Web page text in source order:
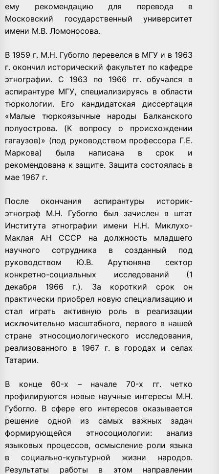
ему рекомендацию для перевода в
Московский государственный университет
имени М.В. Ломоносова.
В 1959 г. М.Н. Губогло перевелся в МГУ и в 1963
г. окончил исторический факультет по кафедре
этнографии. С 1963 по 1966 гг. обучался в
аспирантуре МГУ, специализируясь в области
тюркологии. Его кандидатская диссертация
«Малые тюркоязычные народы Балканского
полуострова. (К вопросу о происхождении
гагаузов)» (под руководством профессора Г.Е.
Маркова) была написана в срок и
рекомендована к защите. Защита состоялась в
мае 1967 г.
После окончания аспирантуры историк-
этнограф М.Н. Губогло был зачислен в штат
Института этнографии имени Н.Н. Миклухо-
Маклая АН СССР на должность младшего
научного сотрудника в созданный под
руководством Ю.В. Арутюняна сектор
конкретно-социальных исследований (1
декабря 1966 г.). За короткий срок он
практически приобрел новую специализацию и
стал играть активную роль в реализации
исключительно масштабного, первого в нашей
стране этносоциологического исследования,
реализованного в 1967 г. в городах и селах
Татарии.
В конце 60-х – начале 70-х гг. четко
профилируются новые научные интересы М.Н.
Губогло. В сфере его интересов оказывается
решение одной из самых важных задач
формирующейся этносоциологии: анализ
языковых процессов, осмысление роли языка
в социально-культурной жизни народов.
Результаты работы в этом направлении